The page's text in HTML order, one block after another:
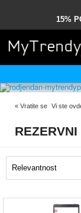
15%
« Vratite se Vi ste